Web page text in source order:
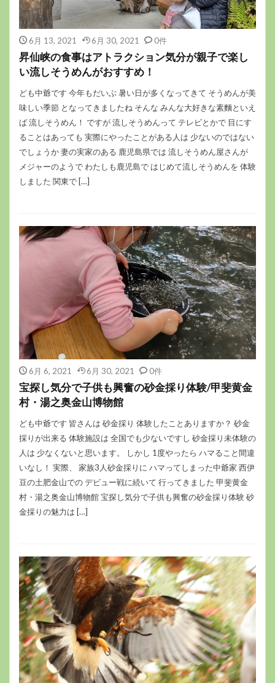
6月 13, 2021 6月 30, 2021 0件
昇仙峡の食事はアトラクション気分が親子で楽し
い流しそうめんがおすすめ！
ども中爺です 今年もだいぶ 暑い日が多くなってきて そうめんが美
味しい季節 となってきましたね そんな みんな大好きな素麵といえ
ば 流しそうめん！ ですが 流しそうめんって テレビとかで 目にす
ることはあっても 実際にやったことがある人は 少ないのではない
でしょうか 妻の実家のある 鹿児島県では 流しそうめん屋さんが
メジャーのようで わたしも鹿児島で はじめて流しそうめんを 体験
しました 関東で […]
6月 6, 2021 6月 30, 2021 0件
宝探し気分で子供も興奮の砂金採り体験/甲斐黄金
村・湯之奥金山博物館
ども中爺です 皆さんは 砂金採り 体験したことありますか？ 砂金
採りが出来る 体験施設は 全国でも少ないですし 砂金採り未体験の
人は 少なくないと思います。 しかし 1度やったら ハマること間違
いなし！ 実際、 家族3人砂金採りに ハマってしまった中爺家 西伊
豆の土肥金山での デビュー戦に続いて 行ってきました 甲斐黄金
村・湯之奥金山博物館 宝探し気分で子供も興奮の砂金採り体験 砂
金採りの魅力は […]